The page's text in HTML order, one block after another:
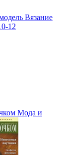
Вязание
12
Мода и